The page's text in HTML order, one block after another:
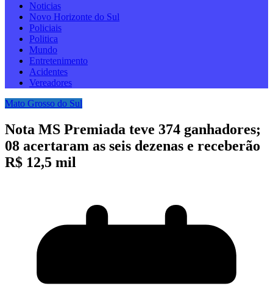
Noticias
Novo Horizonte do Sul
Policiais
Politica
Mundo
Entretenimento
Acidentes
Vereadores
Mato Grosso do Sul
Nota MS Premiada teve 374 ganhadores;
08 acertaram as seis dezenas e receberão
R$ 12,5 mil